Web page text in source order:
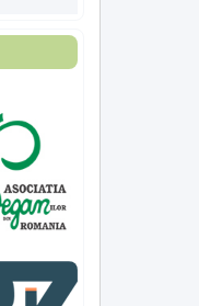
nascut
urma
multe
in
cand ea
neglijat-
cu